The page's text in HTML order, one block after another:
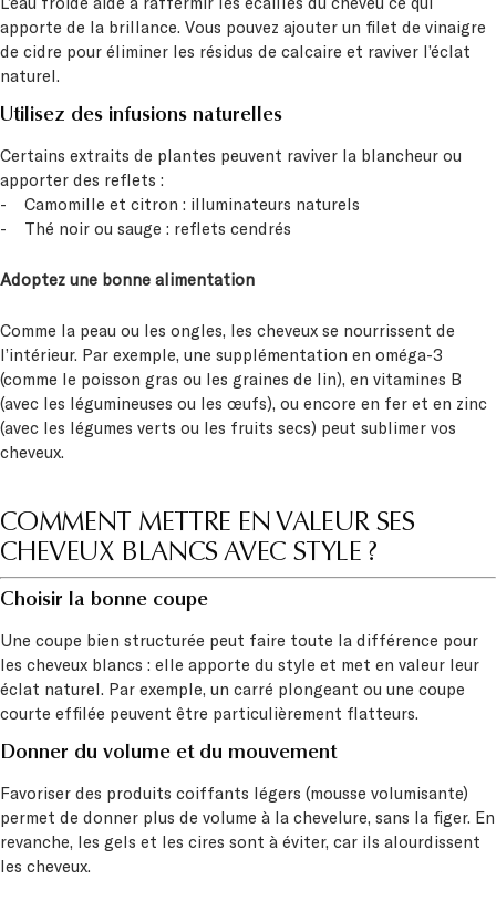
apporte de la brillance. Vous pouvez ajouter un filet de vinaigre
de cidre pour éliminer les résidus de calcaire et raviver l’éclat
naturel.
Utilisez des infusions naturelles
Certains extraits de plantes peuvent raviver la blancheur ou
apporter des reflets :
- Camomille et citron : illuminateurs naturels
- Thé noir ou sauge : reflets cendrés
Adoptez une bonne alimentation
Comme la peau ou les ongles, les cheveux se nourrissent de
l’intérieur. Par exemple, une supplémentation en oméga-3
(comme le poisson gras ou les graines de lin), en vitamines B
(avec les légumineuses ou les œufs), ou encore en fer et en zinc
(avec les légumes verts ou les fruits secs) peut sublimer vos
cheveux.
COMMENT METTRE EN VALEUR SES
CHEVEUX BLANCS AVEC STYLE ?
Choisir la bonne coupe
Une coupe bien structurée peut faire toute la différence pour
les cheveux blancs : elle apporte du style et met en valeur leur
éclat naturel. Par exemple, un carré plongeant ou une coupe
courte effilée peuvent être particulièrement flatteurs.
Donner du volume et du mouvement
Favoriser des produits coiffants légers (mousse volumisante)
permet de donner plus de volume à la chevelure, sans la figer. En
revanche, les gels et les cires sont à éviter, car ils alourdissent
les cheveux.